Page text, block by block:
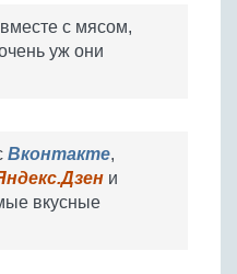
с мясом,
уж они
Вконтакте,
и
вкусные